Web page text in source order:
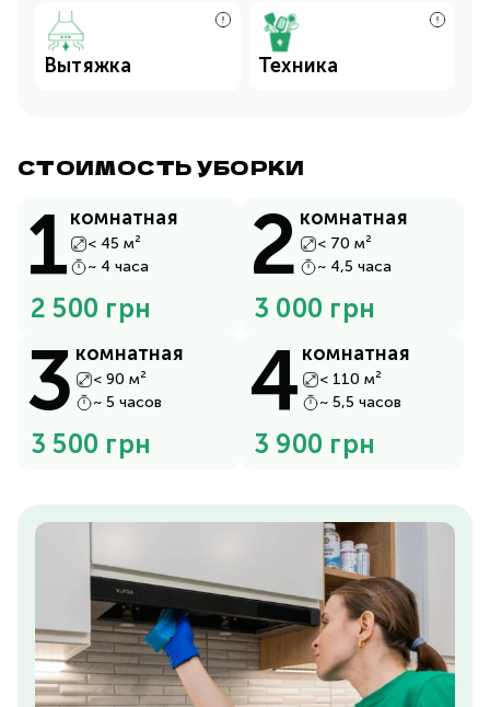
Вытяжка Техника
СТОИМОСТЬ УБОРКИ
1комнатная
< 45 м²
~ 4 часа
2 500 грн
2 комнатная
< 70 м²
~ 4,5 часа
3 000 грн
3 комнатная
< 90 м²
~ 5 часов
3 500 грн
4 комнатная
< 110 м²
~ 5,5 часов
3 900 грн